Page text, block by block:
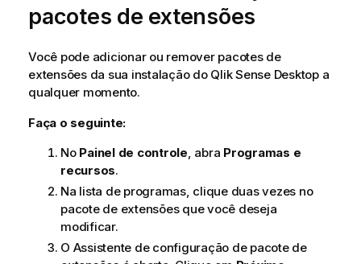
pacotes de extensões
Você pode adicionar ou remover pacotes de
extensões da sua instalação do Qlik Sense Desktopa
qualquer momento.
Faça o seguinte:
No Painel de controle, abra Programas e
recursos.
Na lista de programas, clique duas vezes no
pacote de extensões que você deseja
modificar.
O Assistente de configuração de pacote de